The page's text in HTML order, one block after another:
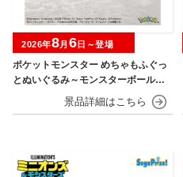
ポケットモンスター めちゃもふぐっ
とぬいぐるみ～モンスターボール・
スーパーボール・ハイパーボール・
マスターボール・プレミアボール～
2026年8月 6日～登場